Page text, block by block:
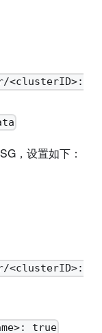
<clusterID>:
，设置如下：
<clusterID>:
true